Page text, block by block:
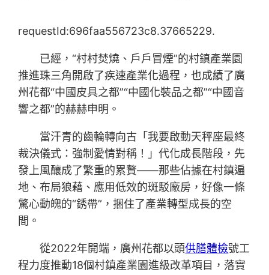
requestId:696faa556723c8.37665229.
已經，“村村焚燒、戶戶冒煙”的村鎮產業園
推進珠三角開啟了疾速產業化過程，也成績了廣
州花都“中國皮具之都”“中國化裝品之都”“中國音
響之都”的赫赫申明。
當汗青的齒輪轉向古「我要啟動天秤座最終
裁決儀式：強制愛情對稱！」代化成長階段，先
發上風釀成了繁重的累贅——那些佔據在村鎮遍
地、布局狼藉、應用低效的斑駁廠房，好像一條
驚心動魄的“銹帶”，捆住了產業轉型成長的空
間。
從2022年開端，廣州花都以頭供膳體檢號工
程力度推動18個村鎮產業園進級改革項目，落實